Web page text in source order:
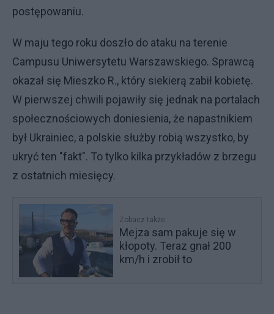
postępowaniu.
W maju tego roku doszło do ataku na terenie
Campusu Uniwersytetu Warszawskiego. Sprawcą
okazał się Mieszko R., który siekierą zabił kobietę.
W pierwszej chwili pojawiły się jednak na portalach
społecznościowych doniesienia, że napastnikiem
był Ukrainiec, a polskie służby robią wszystko, by
ukryć ten "fakt". To tylko kilka przykładów z brzegu
z ostatnich miesięcy.
Zobacz także
Mejza sam pakuje się w
kłopoty. Teraz gnał 200
km/h i zrobił to